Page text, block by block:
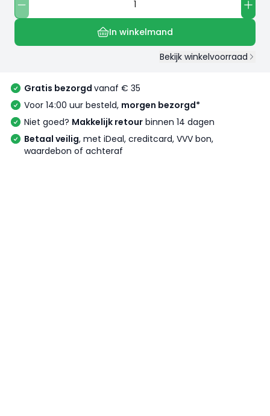
In winkelmand
Bekijk winkelvoorraad
Gratis bezorgd vanaf € 35
Voor 14:00 uur besteld, morgen bezorgd*
Niet goed? Makkelijk retour binnen 14 dagen
Betaal veilig, met iDeal, creditcard, VVV bon,
waardebon of achteraf